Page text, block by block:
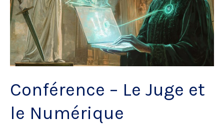
acquisition
Conférence – Le Juge et
le Numérique